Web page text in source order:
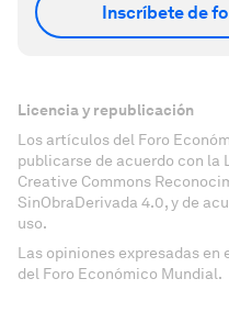
Inscríbete de
Licencia y republicación
Los artículos del Foro
publicarse de acuerdo con
Creative Commons
SinObraDerivada 4.0, y de
uso.
Las opiniones expresadas
del Foro Económico Mundial.